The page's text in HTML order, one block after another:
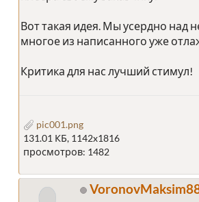
Вот такая идея. Мы усердно над
многое из написанного уже
Критика для нас лучший стимул!
pic001.png
131.01 КБ, 1142x1816
просмотров: 1482